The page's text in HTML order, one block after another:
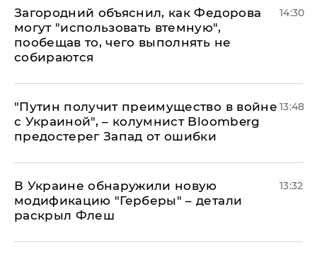
Загородний объяснил, как Федорова
могут "использовать втемную",
пообещав то, чего выполнять не
собираются
14:30
"Путин получит преимущество в войне
с Украиной", – колумнист Bloomberg
предостерег Запад от ошибки
13:48
В Украине обнаружили новую
модификацию "Герберы" – детали
раскрыл Флеш
13:32